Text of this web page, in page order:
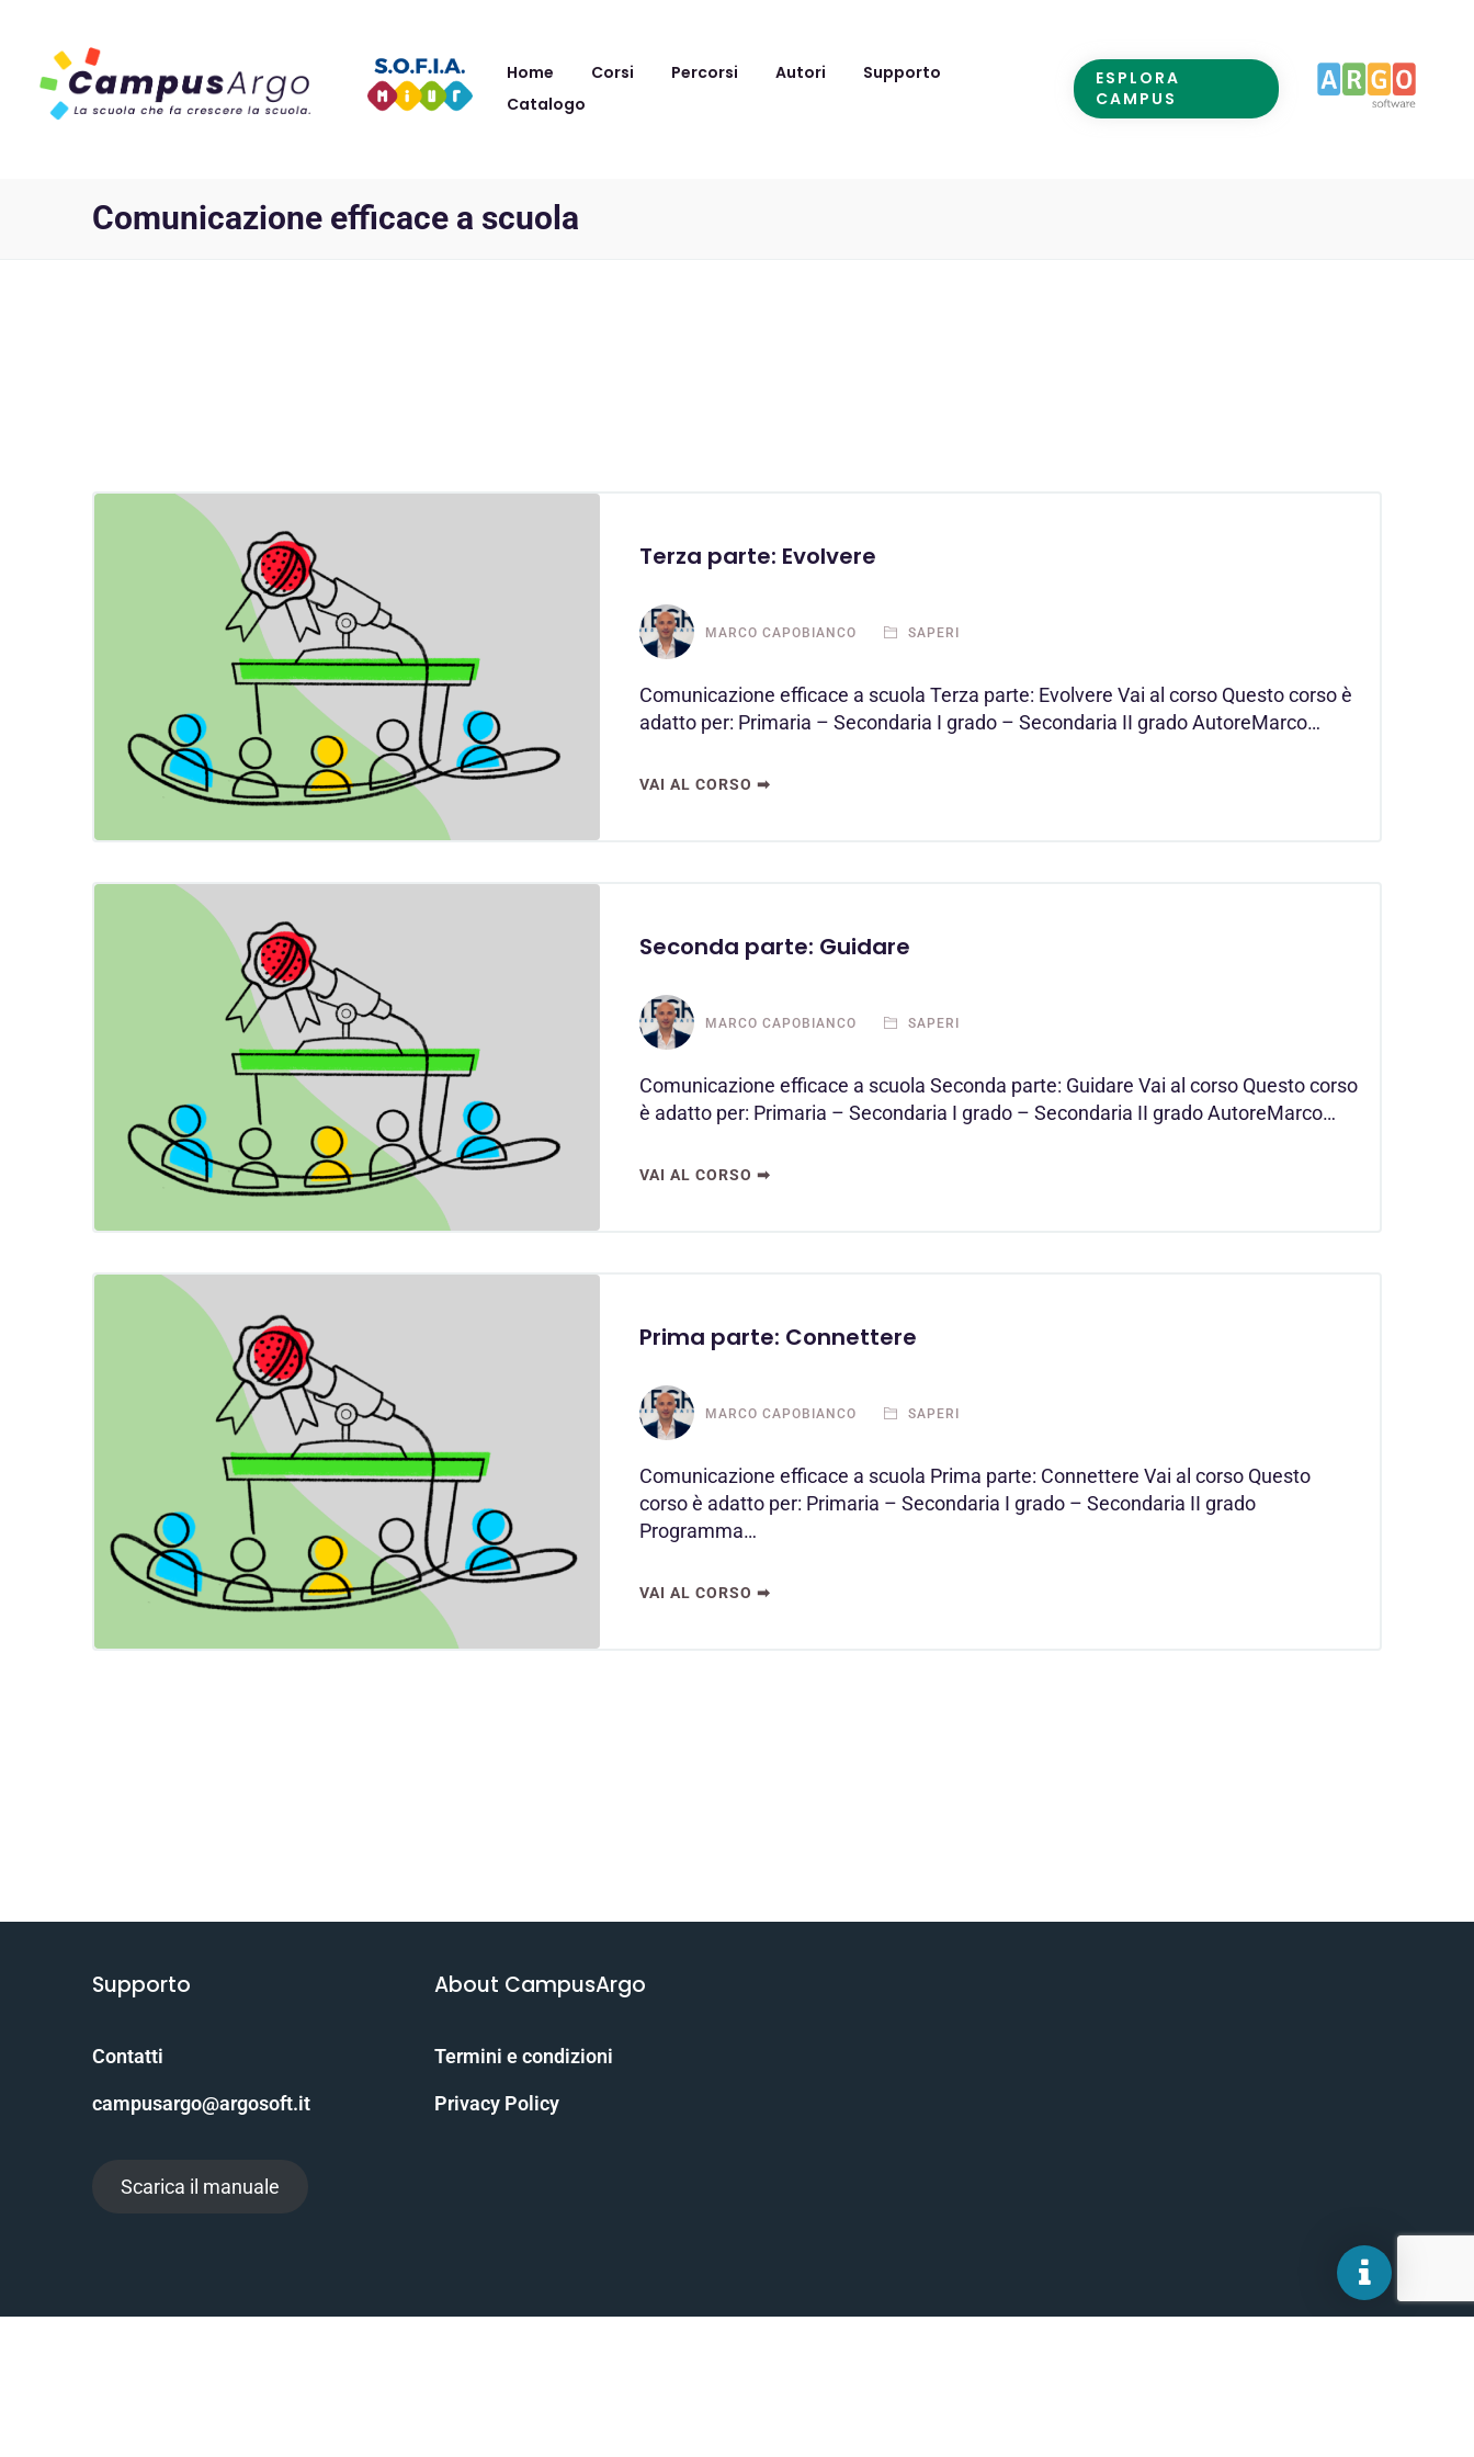
Home Corsi Percorsi Autori
Supporto
Catalogo
ESPLORA
CAMPUS
Comunicazione efficace a scuola
Terza parte: Evolvere
MARCO CAPOBIANCO SAPERI
Comunicazione efficace a scuola Terza parte: Evolvere Vai al corso Questo corso è
adatto per: Primaria – Secondaria I grado – Secondaria II grado AutoreMarco…
VAI AL CORSO ➡
Seconda parte: Guidare
MARCO CAPOBIANCO SAPERI
Comunicazione efficace a scuola Seconda parte: Guidare Vai al corso Questo corso
è adatto per: Primaria – Secondaria I grado – Secondaria II grado AutoreMarco…
VAI AL CORSO ➡
Prima parte: Connettere
MARCO CAPOBIANCO SAPERI
Comunicazione efficace a scuola Prima parte: Connettere Vai al corso Questo
corso è adatto per: Primaria – Secondaria I grado – Secondaria II grado
Programma…
VAI AL CORSO ➡
Supporto
Contatti
campusargo@argosoft.it
Scarica il manuale
About CampusArgo
Termini e condizioni
Privacy Policy